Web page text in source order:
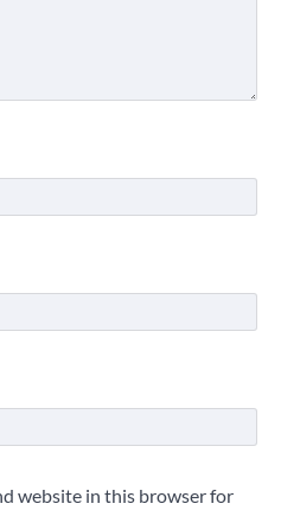
website in this browser for